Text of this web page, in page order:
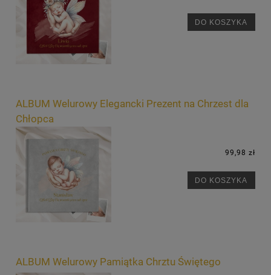
DO KOSZYKA
ALBUM Welurowy Elegancki Prezent na Chrzest dla
Chłopca
99,98 zł
DO KOSZYKA
ALBUM Welurowy Pamiątka Chrztu Świętego